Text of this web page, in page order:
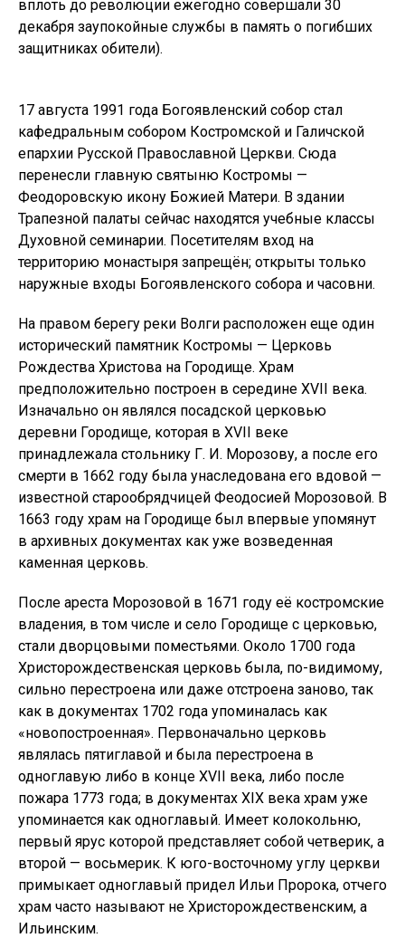
вплоть до революции ежегодно совершали 30
декабря заупокойные службы в память о погибших
защитниках обители).
17 августа 1991 года Богоявленский собор стал
кафедральным собором Костромской и Галичской
епархии Русской Православной Церкви. Сюда
перенесли главную святыню Костромы —
Феодоровскую икону Божией Матери. В здании
Трапезной палаты сейчас находятся учебные классы
Духовной семинарии. Посетителям вход на
территорию монастыря запрещён; открыты только
наружные входы Богоявленского собора и часовни.
На правом берегу реки Волги расположен еще один
исторический памятник Костромы — Церковь
Рождества Христова на Городище. Храм
предположительно построен в середине XVII века.
Изначально он являлся посадской церковью
деревни Городище, которая в XVII веке
принадлежала стольнику Г. И. Морозову, а после его
смерти в 1662 году была унаследована его вдовой —
известной старообрядчицей Феодосией Морозовой. В
1663 году храм на Городище был впервые упомянут
в архивных документах как уже возведенная
каменная церковь.
После ареста Морозовой в 1671 году её костромские
владения, в том числе и село Городище с церковью,
стали дворцовыми поместьями. Около 1700 года
Христорождественская церковь была, по-видимому,
сильно перестроена или даже отстроена заново, так
как в документах 1702 года упоминалась как
«новопостроенная». Первоначально церковь
являлась пятиглавой и была перестроена в
одноглавую либо в конце XVII века, либо после
пожара 1773 года; в документах XIX века храм уже
упоминается как одноглавый. Имеет колокольню,
первый ярус которой представляет собой четверик, а
второй — восьмерик. К юго-восточному углу церкви
примыкает одноглавый придел Ильи Пророка, отчего
храм часто называют не Христорождественским, а
Ильинским.